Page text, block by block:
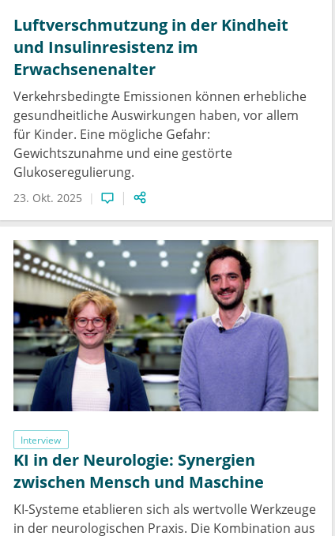
Luftverschmutzung in der Kindheit
und Insulinresistenz im
Erwachsenenalter
Verkehrsbedingte Emissionen können erhebliche
gesundheitliche Auswirkungen haben, vor allem
für Kinder. Eine mögliche Gefahr:
Gewichtszunahme und eine gestörte
Glukoseregulierung.
23. Okt. 2025
Interview
KI in der Neurologie: Synergien
zwischen Mensch und Maschine
KI-Systeme etablieren sich als wertvolle Werkzeuge
in der neurologischen Praxis. Die Kombination aus